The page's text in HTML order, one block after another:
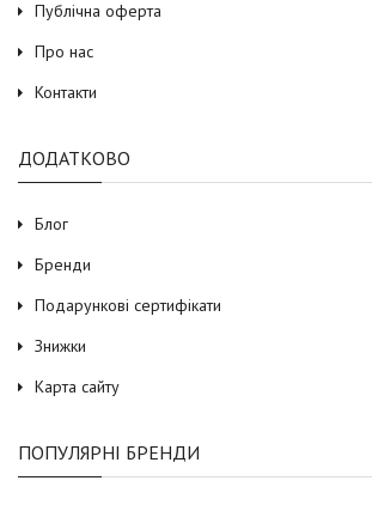
Публічна оферта
Про нас
Контакти
ДОДАТКОВО
Блог
Бренди
Подарункові сертифікати
Знижки
Карта сайту
ПОПУЛЯРНІ БРЕНДИ